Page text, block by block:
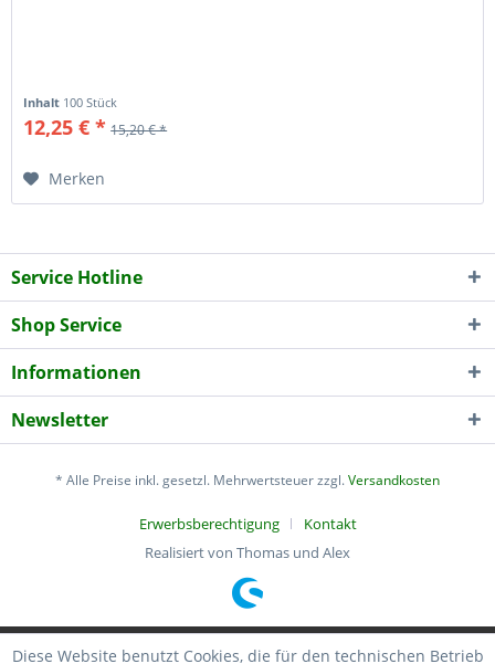
Inhalt 100 Stück
12,25 € * 15,20 € *
Merken
Service Hotline
Shop Service
Informationen
Newsletter
* Alle Preise inkl. gesetzl. Mehrwertsteuer zzgl.Versandkosten
Erwerbsberechtigung
Kontakt
Realisiert von Thomas und Alex
Diese Website benutzt Cookies, die für den technischen Betrieb